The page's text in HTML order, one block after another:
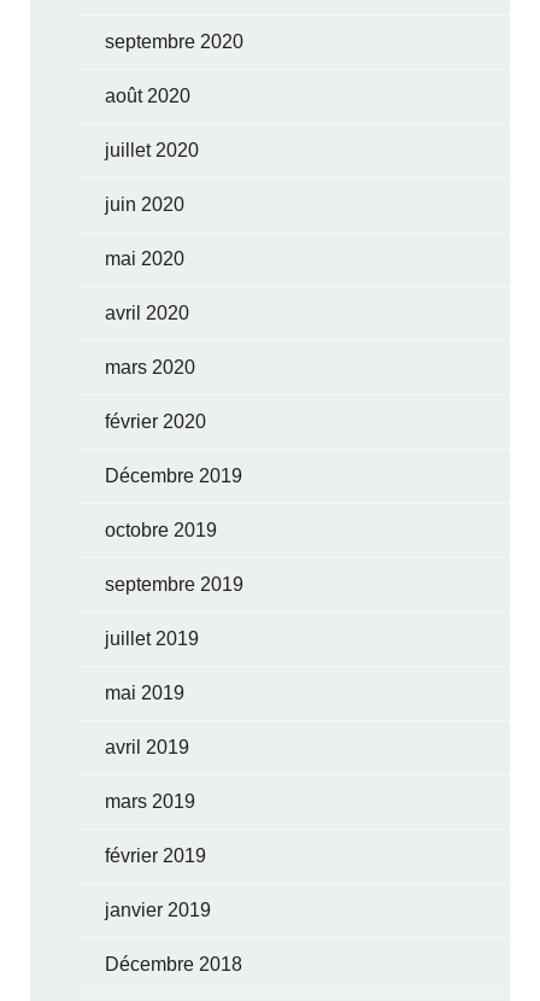
septembre 2020
août 2020
juillet 2020
juin 2020
mai 2020
avril 2020
mars 2020
février 2020
Décembre 2019
octobre 2019
septembre 2019
juillet 2019
mai 2019
avril 2019
mars 2019
février 2019
janvier 2019
Décembre 2018